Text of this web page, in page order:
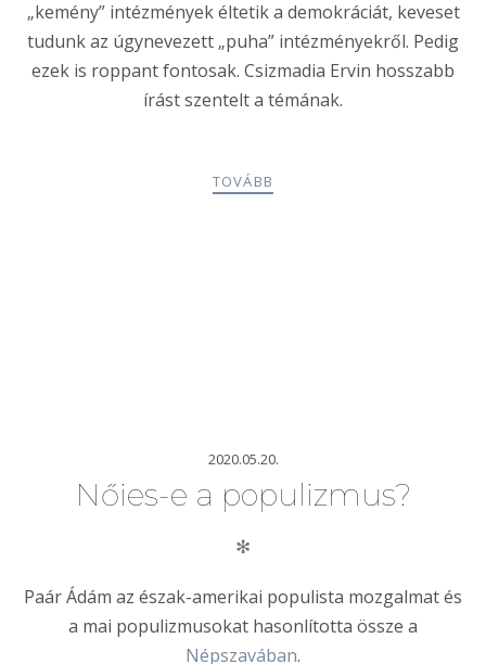
„kemény” intézmények éltetik a demokráciát, keveset
tudunk az úgynevezett „puha” intézményekről. Pedig
ezek is roppant fontosak. Csizmadia Ervin hosszabb
írást szentelt a témának.
TOVÁBB
2020.05.20.
Nőies-e a populizmus?
✻
Paár Ádám az észak-amerikai populista mozgalmat és
a mai populizmusokat hasonlította össze a
Népszavában.